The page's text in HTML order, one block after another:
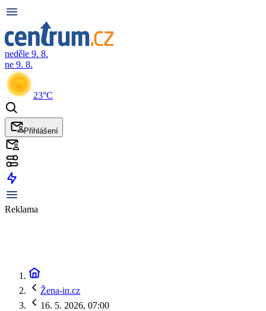
neděle 9. 8.
ne 9. 8.
23°C
Přihlášení
Reklama
Žena-in.cz
16. 5. 2026, 07:00